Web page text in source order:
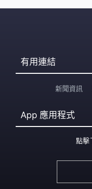
有用連結
新聞資訊
App 應用程式
點擊